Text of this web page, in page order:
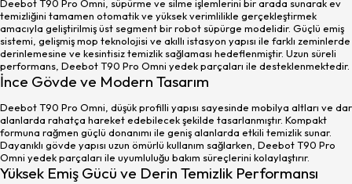
Deebot T90 Pro Omni, süpürme ve silme işlemlerini bir arada sunarak ev
temizliğini tamamen otomatik ve yüksek verimlilikle gerçekleştirmek
amacıyla geliştirilmiş üst segment bir robot süpürge modelidir. Güçlü emiş
sistemi, gelişmiş mop teknolojisi ve akıllı istasyon yapısı ile farklı zeminlerde
derinlemesine ve kesintisiz temizlik sağlaması hedeflenmiştir. Uzun süreli
performans, Deebot T90 Pro Omni yedek parçaları ile desteklenmektedir.
İnce Gövde ve Modern Tasarım
Deebot T90 Pro Omni, düşük profilli yapısı sayesinde mobilya altları ve dar
alanlarda rahatça hareket edebilecek şekilde tasarlanmıştır. Kompakt
formuna rağmen güçlü donanımı ile geniş alanlarda etkili temizlik sunar.
Dayanıklı gövde yapısı uzun ömürlü kullanım sağlarken, Deebot T90 Pro
Omni yedek parçaları ile uyumluluğu bakım süreçlerini kolaylaştırır.
Yüksek Emiş Gücü ve Derin Temizlik Performansı